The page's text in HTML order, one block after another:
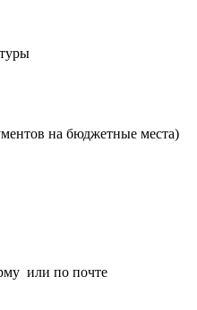
на бюджетные места)
или по почте